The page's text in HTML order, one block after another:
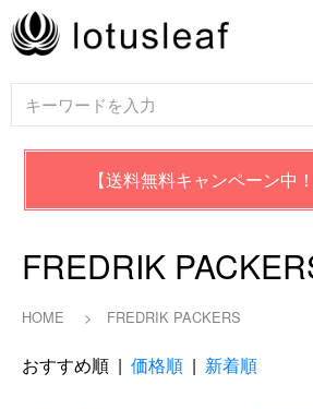
【送料無料キャンペーン中
FREDRIK
HOME > FREDRIK PACKERS
おすすめ順 | 価格順 | 新着順